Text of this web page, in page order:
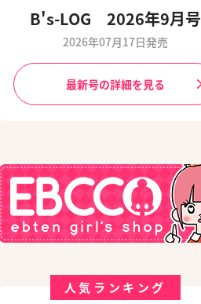
B's-LOG 2026年9月号
2026年07月17日発売
最新号の詳細を見る
人気ランキング